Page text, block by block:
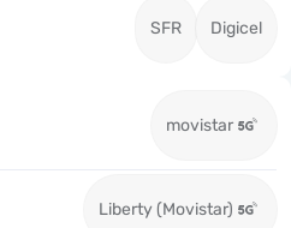
SFR Digicel
movistar
Liberty (Movistar)